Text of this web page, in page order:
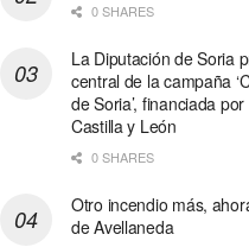
0 SHARES
La Diputación de Soria
central de la campaña
de Soria’, financiada
Castilla y León
0 SHARES
Otro incendio más,
de Avellaneda